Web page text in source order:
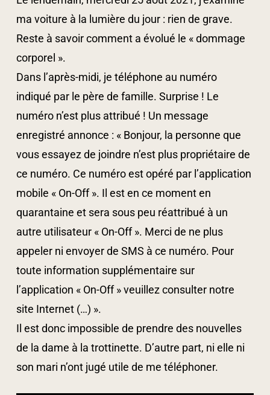
ma voiture à la lumière du jour : rien de grave.
Reste à savoir comment a évolué le « dommage
corporel ».
Dans l’après-midi, je téléphone au numéro
indiqué par le père de famille. Surprise ! Le
numéro n’est plus attribué ! Un message
enregistré annonce : « Bonjour, la personne que
vous essayez de joindre n’est plus propriétaire de
ce numéro. Ce numéro est opéré par l’application
mobile « On-Off ». Il est en ce moment en
quarantaine et sera sous peu réattribué à un
autre utilisateur « On-Off ». Merci de ne plus
appeler ni envoyer de SMS à ce numéro. Pour
toute information supplémentaire sur
l’application « On-Off » veuillez consulter notre
site Internet (…) ».
Il est donc impossible de prendre des nouvelles
de la dame à la trottinette. D’autre part, ni elle ni
son mari n’ont jugé utile de me téléphoner.